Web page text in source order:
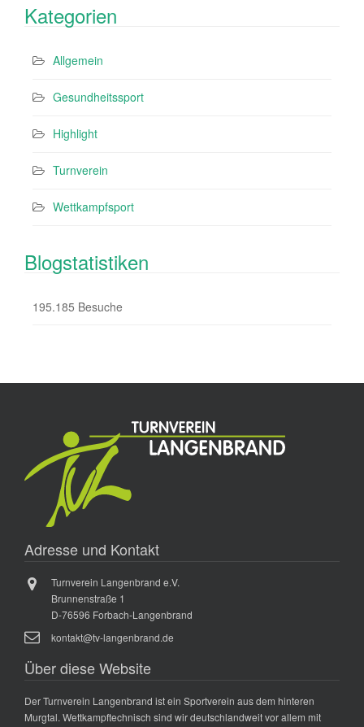
Kategorien
Allgemein
Gesundheitssport
Highlight
Turnverein
Wettkampfsport
Blogstatistiken
195.185 Besuche
Adresse und Kontakt
Turnverein Langenbrand e.V.
Brunnenstraße 1
D-76596 Forbach-Langenbrand
kontakt@tv-langenbrand.de
Über diese Website
Der Turnverein Langenbrand ist ein Sportverein aus dem hinteren
Murgtal. Wettkampftechnisch sind wir deutschlandweit vor allem mit